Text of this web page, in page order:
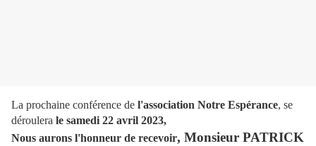
La prochaine conférence de l'association Notre Espérance, se
déroulera le samedi 22 avril 2023,
Nous aurons l'honneur de recevoir, Monsieur PATRICK